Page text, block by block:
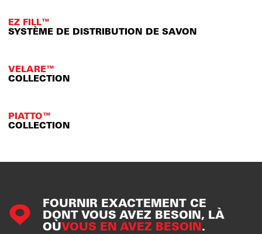
EZ FILL™
SYSTÈME DE DISTRIBUTION DE SAVON
VELARE™
COLLECTION
PIATTO™
COLLECTION
FOURNIR EXACTEMENT CE
DONT VOUS AVEZ BESOIN, LÀ
OÙVOUS EN AVEZ BESOIN.